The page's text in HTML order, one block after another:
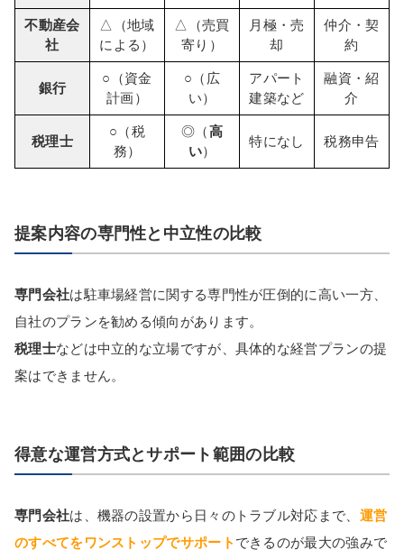
不動産会
社
△（地域
による）
△（売買
寄り）
月極・売
却
仲介・契
約
銀行
○（資金
計画）
○（広
い）
アパート
建築など
融資・紹
介
税理士
○（税
務）
◎（高
い）
特になし 税務申告
提案内容の専門性と中立性の比較
専門会社は駐車場経営に関する専門性が圧倒的に高い一方、
自社のプランを勧める傾向があります。
税理士などは中立的な立場ですが、具体的な経営プランの提
案はできません。
得意な運営方式とサポート範囲の比較
専門会社は、機器の設置から日々のトラブル対応まで、 運営
のすべてをワンストップでサポート できるのが最大の強みで